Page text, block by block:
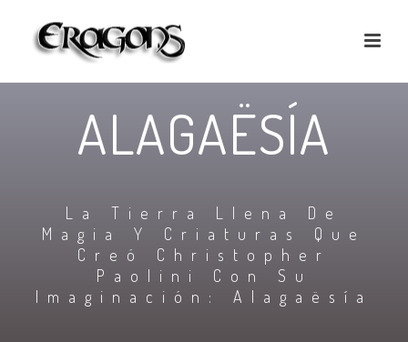
ALAGAËSÍA
La Tierra Llena De
Magia Y Criaturas Que
Creó Christopher
Paolini Con Su
Imaginación: Alagaësía